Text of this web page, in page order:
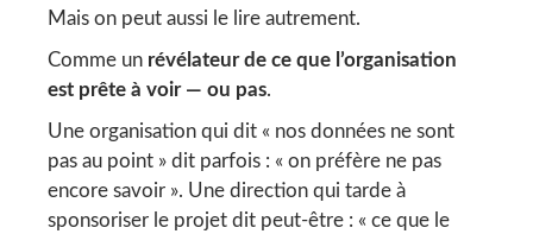
Mais on peut aussi le lire autrement.
Comme un révélateur de ce que l’organisation
est prête à voir — ou pas.
Une organisation qui dit « nos données ne sont
pas au point » dit parfois : « on préfère ne pas
encore savoir ». Une direction qui tarde à
sponsoriser le projet dit peut-être : « ce que le